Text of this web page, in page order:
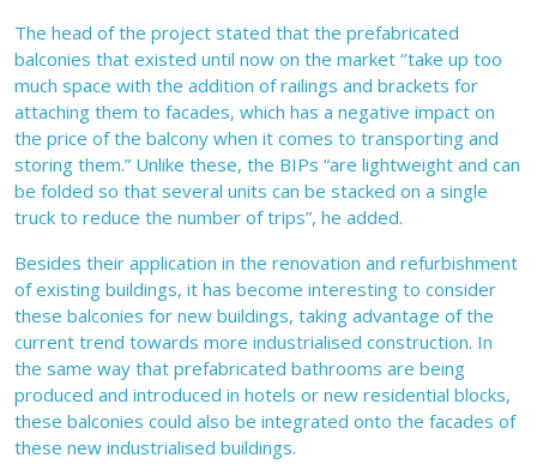
The head of the project stated that the prefabricated
balconies that existed until now on the market ‘’take up too
much space with the addition of railings and brackets for
attaching them to facades, which has a negative impact on
the price of the balcony when it comes to transporting and
storing them.” Unlike these, the BIPs “are lightweight and can
be folded so that several units can be stacked on a single
truck to reduce the number of trips”, he added.
Besides their application in the renovation and refurbishment
of existing buildings, it has become interesting to consider
these balconies for new buildings, taking advantage of the
current trend towards more industrialised construction. In
the same way that prefabricated bathrooms are being
produced and introduced in hotels or new residential blocks,
these balconies could also be integrated onto the facades of
these new industrialised buildings.